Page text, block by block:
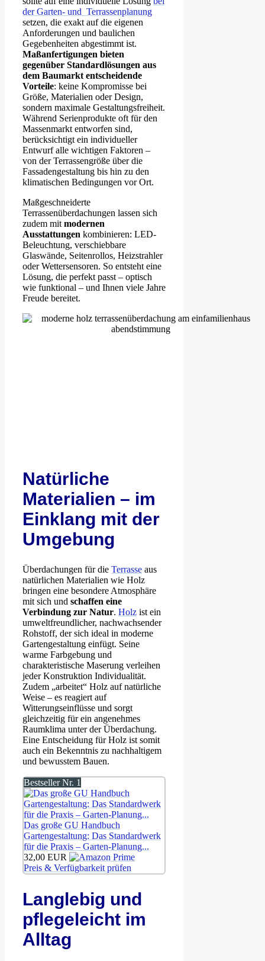
der Garten- und Terrassenplanung
setzen, die exakt auf die eigenen
Anforderungen und baulichen
Gegebenheiten abgestimmt ist.
Maßanfertigungen bieten
gegenüber Standardlösungen aus
dem Baumarkt entscheidende
Vorteile: keine Kompromisse bei
Größe, Materialien oder Design,
sondern maximale Gestaltungsfreiheit.
Während Serienprodukte oft für den
Massenmarkt entworfen sind,
berücksichtigt ein individueller
Entwurf alle wichtigen Faktoren –
von der Terrassengröße über die
Fassadengestaltung bis hin zu den
klimatischen Bedingungen vor Ort.
Maßgeschneiderte
Terrassenüberdachungen lassen sich
zudem mit modernen
Ausstattungen kombinieren: LED-
Beleuchtung, verschiebbare
Glaswände, Seitenrollos, Heizstrahler
oder Wettersensoren. So entsteht eine
Lösung, die perfekt passt – optisch
wie funktional – und Ihnen viele Jahre
Freude bereitet.
Natürliche
Materialien – im
Einklang mit der
Umgebung
Überdachungen für die Terrasse aus
natürlichen Materialien wie Holz
bringen eine besondere Atmosphäre
mit sich und schaffen eine
Verbindung zur Natur. Holz ist ein
umweltfreundlicher, nachwachsender
Rohstoff, der sich ideal in moderne
Gartengestaltung einfügt. Seine
warme Farbgebung und
charakteristische Maserung verleihen
jeder Konstruktion Individualität.
Zudem „arbeitet“ Holz auf natürliche
Weise – es reagiert auf
Witterungseinflüsse und sorgt
gleichzeitig für ein angenehmes
Raumklima unter der Überdachung.
Eine Entscheidung für Holz ist somit
auch ein Bekenntnis zu nachhaltigem
und bewusstem Bauen.
Bestseller Nr. 1
Das große GU Handbuch
Gartengestaltung: Das Standardwerk
für die Praxis – Garten-Planung...
32,00 EUR
Preis & Verfügbarkeit prüfen
Langlebig und
pflegeleicht im
Alltag